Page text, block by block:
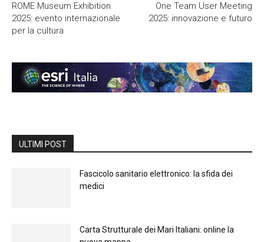
ROME Museum Exhibition
2025: evento internazionale
per la cultura
One Team User Meeting
2025: innovazione e futuro
ULTIMI POST
Fascicolo sanitario elettronico: la sfida dei
medici
Carta Strutturale dei Mari Italiani: online la